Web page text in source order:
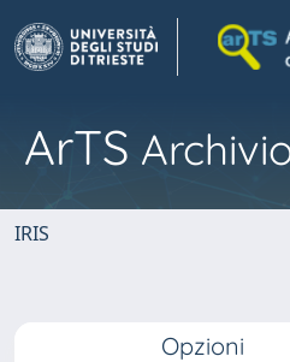
ArTS
IRIS
Opzioni